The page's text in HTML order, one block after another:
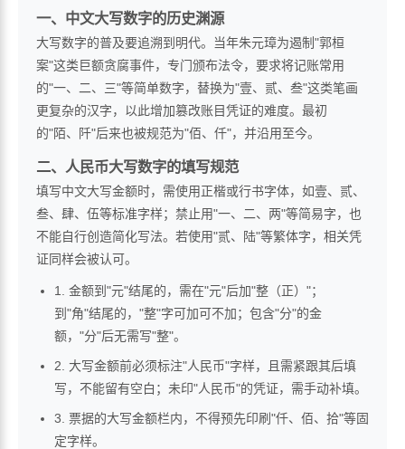
一、中文大写数字的历史渊源
大写数字的普及要追溯到明代。当年朱元璋为遏制"郭桓
案"这类巨额贪腐事件，专门颁布法令，要求将记账常用
的"一、二、三"等简单数字，替换为"壹、贰、叁"这类笔画
更复杂的汉字，以此增加篡改账目凭证的难度。最初
的"陌、阡"后来也被规范为"佰、仟"，并沿用至今。
二、人民币大写数字的填写规范
填写中文大写金额时，需使用正楷或行书字体，如壹、贰、
叁、肆、伍等标准字样；禁止用"一、二、两"等简易字，也
不能自行创造简化写法。若使用"贰、陆"等繁体字，相关凭
证同样会被认可。
1. 金额到"元"结尾的，需在"元"后加"整（正）"；
到"角"结尾的，"整"字可加可不加；包含"分"的金
额，"分"后无需写"整"。
2. 大写金额前必须标注"人民币"字样，且需紧跟其后填
写，不能留有空白；未印"人民币"的凭证，需手动补填。
3. 票据的大写金额栏内，不得预先印刷"仟、佰、拾"等固
定字样。